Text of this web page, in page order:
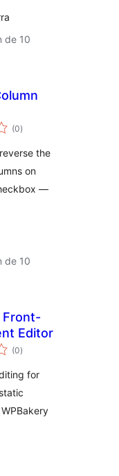
de 10
(0total
aprecieri
)
the
on
—
de 10
Front-
Editor
(0total
aprecieri
)
for